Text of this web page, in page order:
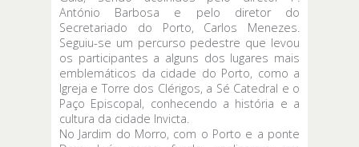
António Barbosa e pelo diretor do
Secretariado do Porto, Carlos Menezes.
Seguiu-se um percurso pedestre que levou
os participantes a alguns dos lugares mais
emblemáticos da cidade do Porto, como a
Igreja e Torre dos Clérigos, a Sé Catedral e o
Paço Episcopal, conhecendo a história e a
cultura da cidade Invicta.
No Jardim do Morro, com o Porto e a ponte